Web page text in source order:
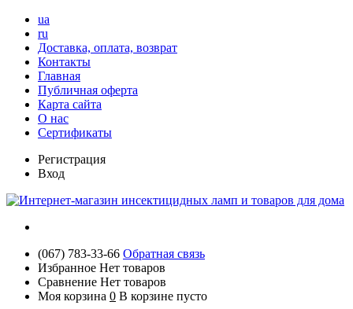
ua
ru
Доставка, оплата, возврат
Контакты
Главная
Публичная оферта
Карта сайта
О нас
Сертификаты
Регистрация
Вход
(067) 783-33-66 Обратная связь
Избранное Нет товаров
Сравнение Нет товаров
Моя корзина 0 В корзине пусто